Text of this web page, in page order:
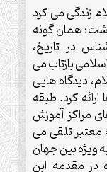
زندگى مى كرد
همان گونه
در تاريخ،
بازتاب مى
ديدگاه هايى
كرد. طبقه
مراكز آموزش
تلقى مى
ويژه بين جهان
مقدمه ابن